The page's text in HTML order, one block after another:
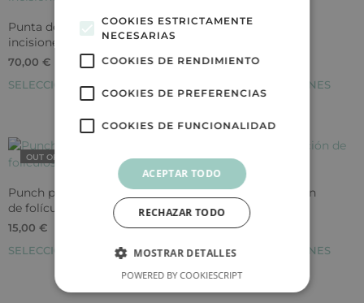
Punta de zafiro para
incisiones 1-3 mm
70,00 €
SELECCIONAR OPCIONES
Pinza curva para
30,00€
SELECCIONAR OPCIONES
OUT OF STOCK
Punch para extracción
de folículos serrado
15,00 €
SELECCIONAR OPCIONES
OUT OF STOCK
Punch para extracción
de folículos liso
15,00€
SELECCIONAR OPCIONES
COOKIES ESTRICTAMENTE
NECESARIAS
COOKIES DE RENDIMIENTO
COOKIES DE PREFERENCIAS
COOKIES DE FUNCIONALIDAD
ACEPTAR TODO
RECHAZAR TODO
MOSTRAR DETALLES
POWERED BY COOKIESCRIPT